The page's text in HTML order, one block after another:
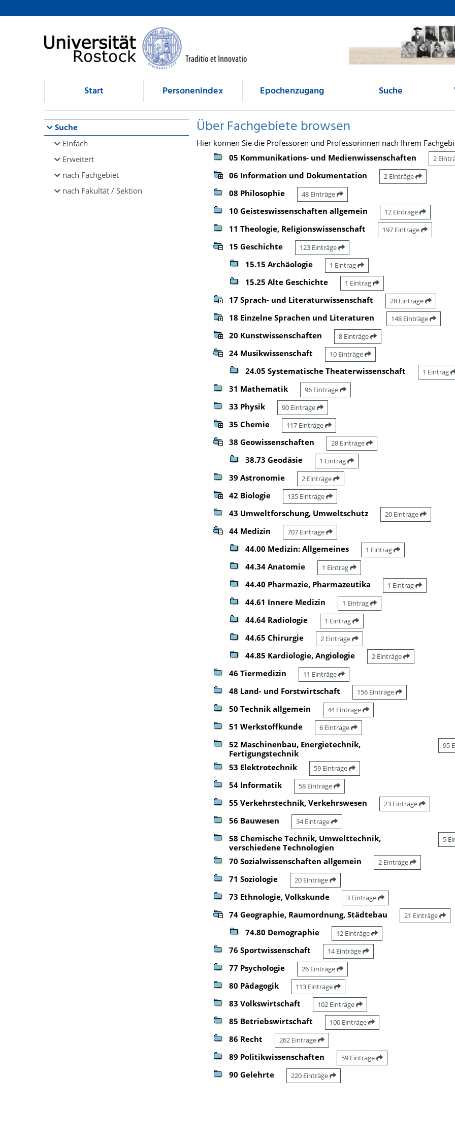
Browsen
direkt zum Inhalt
Start Personenindex Epochenzugang Suche
Suche
Einfach
Erweitert
nach Fachgebiet
nach Fakultät / Sektion
Über Fachgebiete browsen
Hier können Sie die Professoren und Professorinnen nach Ihrem
05 Kommunikations- und Medienwissenschaften
2
06 Information und Dokumentation 2 Einträge
08 Philosophie 48 Einträge
10 Geisteswissenschaften allgemein 12 Einträge
11 Theologie, Religionswissenschaft 197 Einträge
15 Geschichte 123 Einträge
15.15 Archäologie 1 Eintrag
15.25 Alte Geschichte 1 Eintrag
17 Sprach- und Literaturwissenschaft 28 Einträge
18 Einzelne Sprachen und Literaturen 148 Einträge
20 Kunstwissenschaften 8 Einträge
24 Musikwissenschaft 10 Einträge
24.05 Systematische Theaterwissenschaft 1 Eintrag
31 Mathematik 96 Einträge
33 Physik 90 Einträge
35 Chemie 117 Einträge
38 Geowissenschaften 28 Einträge
38.73 Geodäsie 1 Eintrag
39 Astronomie 2 Einträge
42 Biologie 135 Einträge
43 Umweltforschung, Umweltschutz 20 Einträge
44 Medizin 707 Einträge
44.00 Medizin: Allgemeines 1 Eintrag
44.34 Anatomie 1 Eintrag
44.40 Pharmazie, Pharmazeutika 1 Eintrag
44.61 Innere Medizin 1 Eintrag
44.64 Radiologie 1 Eintrag
44.65 Chirurgie 2 Einträge
44.85 Kardiologie, Angiologie 2 Einträge
46 Tiermedizin 11 Einträge
48 Land- und Forstwirtschaft 156 Einträge
50 Technik allgemein 44 Einträge
51 Werkstoffkunde 6 Einträge
52 Maschinenbau, Energietechnik,
Fertigungstechnik
95
53 Elektrotechnik 59 Einträge
54 Informatik 58 Einträge
55 Verkehrstechnik, Verkehrswesen 23 Einträge
56 Bauwesen 34 Einträge
58 Chemische Technik, Umwelttechnik,
verschiedene Technologien
5
70 Sozialwissenschaften allgemein 2 Einträge
71 Soziologie 20 Einträge
73 Ethnologie, Volkskunde 3 Einträge
74 Geographie, Raumordnung, Städtebau 21 Einträge
74.80 Demographie 12 Einträge
76 Sportwissenschaft 14 Einträge
77 Psychologie 26 Einträge
80 Pädagogik 113 Einträge
83 Volkswirtschaft 102 Einträge
85 Betriebswirtschaft 100 Einträge
86 Recht 262 Einträge
89 Politikwissenschaften 59 Einträge
90 Gelehrte 220 Einträge